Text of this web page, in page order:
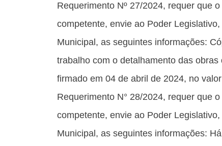
Requerimento Nº 27/2024, requer que
competente, envie ao Poder
Municipal, as seguintes informações:
trabalho com o detalhamento das
firmado em 04 de abril de 2024, no
Requerimento N° 28/2024, requer que
competente, envie ao Poder
Municipal, as seguintes informações: